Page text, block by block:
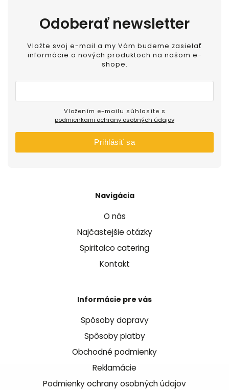
Navigácia
O nás
Najčastejšie otázky
Spiritalco catering
Kontakt
Informácie pre vás
Spôsoby dopravy
Spôsoby platby
Obchodné podmienky
Reklamácie
Podmienky ochrany osobných údajov
Odoberať newsletter
Vložte svoj e-mail a my Vám budeme zasielať
informácie o nových produktoch na našom e-
shope.
podmienkami ochrany osobných údajov
Prihlásiť sa